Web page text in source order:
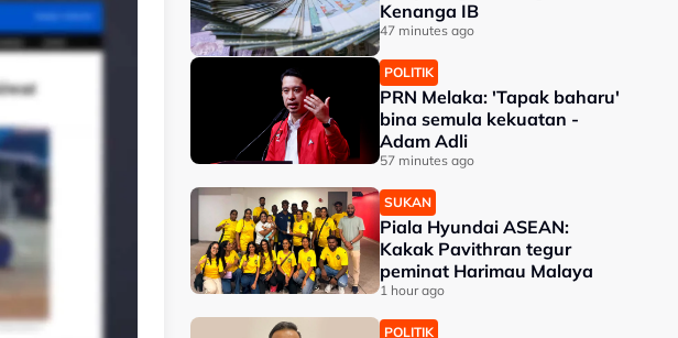
Kenanga IB
47 minutes ago
POLITIK
PRN Melaka: 'Tapak baharu'
bina semula kekuatan -
Adam Adli
57 minutes ago
SUKAN
Piala Hyundai ASEAN:
Kakak Pavithran tegur
peminat Harimau Malaya
1 hour ago
POLITIK